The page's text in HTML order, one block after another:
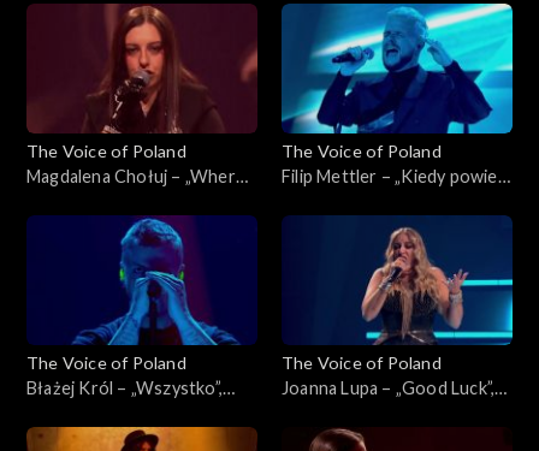
Beautiful”, „The Voice of
Poland”, Live 2, 15 listopada
Voice of Poland”, Live 2, 15
listopada 2025
The Voice of Poland
Magdalena Chołuj – „Where
of Poland”, Live 2, 15
listopada 2025
The Voice of Poland
Filip Mettler – „Kiedy powiem
Poland”, Live 2, 15 listopada
The Voice of Poland
Błażej Król – „Wszystko”,
15 listopada 2025
The Voice of Poland
Joanna Lupa – „Good Luck”,
15 listopada 2025